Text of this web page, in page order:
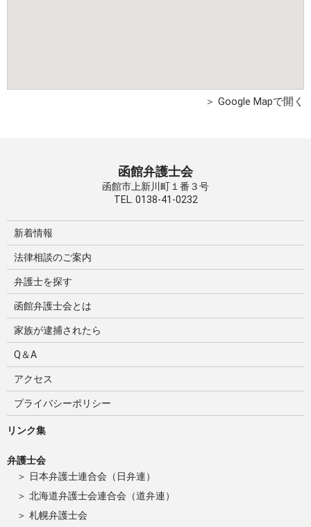
＞ Google Mapで開く
函館弁護士会
函館市上新川町１番３号
TEL. 0138-41-0232
新着情報
法律相談のご案内
弁護士を探す
函館弁護士会とは
家族が逮捕されたら
Q＆A
アクセス
プライバシーポリシー
リンク集
弁護士会
日本弁護士連合会（日弁連）
北海道弁護士会連合会（道弁連）
札幌弁護士会